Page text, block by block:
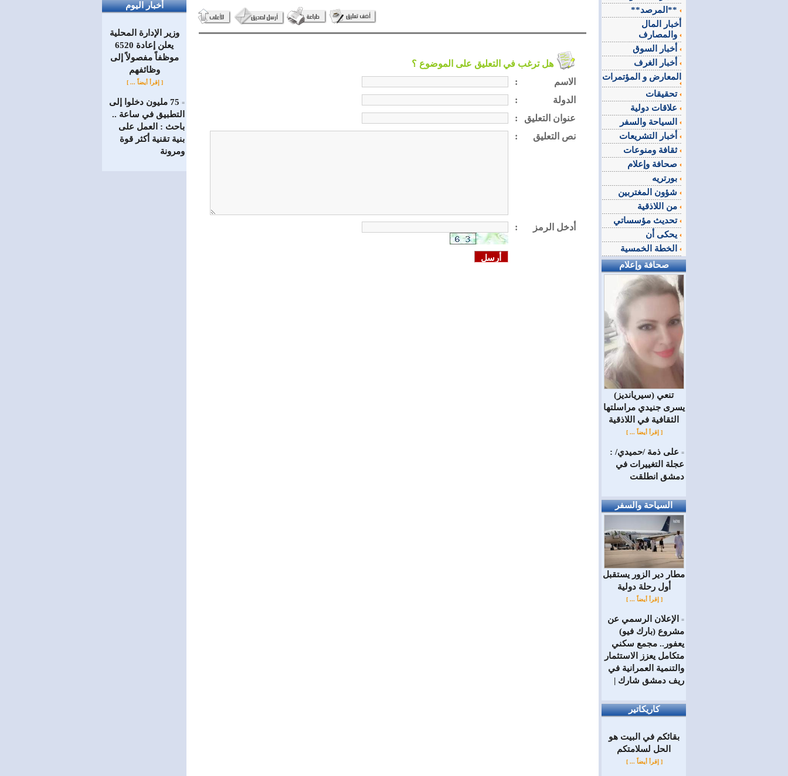
أخبار اليوم
وزير الإدارة المحلية
يعلن إعادة 6520
موظفاً مفصولاً إلى
‏وظائفهم
[ إقرأ أيضاً ... ]
=
75 مليون دخلوا إلى
التطبيق في ساعة ..
باحث : العمل على
بنية تقنية أكثر قوة
ومرونة
هل ترغب في التعليق على الموضوع ؟
:
الاسم
:
الدولة
:
عنوان التعليق
:
نص التعليق
: أدخل الرمز
**المرصد**
أخبار المال
المعارض و المؤتمرات
تحقيقات
ثقافة ومنوعات
تحديث مؤسساتي
صحافة وإعلام
(سيريانديز) تنعي
يسرى جنيدي مراسلتها
الثقافية في اللاذقية
[ إقرأ أيضاً ... ]
= على ذمة /حميدي/ :
عجلة التغييرات في
دمشق انطلقت
السياحة والسفر
مطار دير الزور يستقبل
أول رحلة دولية
[ إقرأ أيضاً ... ]
=
الإعلان الرسمي عن
مشروع (بارك فيو)
يعفور.. مجمع سكني
متكامل يعزز الاستثمار
والتنمية العمرانية في
ريف دمشق شارك |
كاريكاتير
بقائكم في البيت هو
الحل لسلامتكم
[ إقرأ أيضاً ... ]